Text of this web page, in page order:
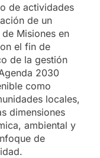
de actividades
de un
Misiones en
el fin de
de la gestión
2030
como
locales,
dimensiones
ambiental y
de